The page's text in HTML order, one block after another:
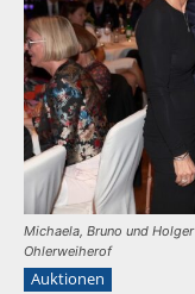
Michaela, Bruno und
Ohlerweiherof
Auktionen